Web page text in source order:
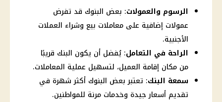
الرسوم والعمولات: بعض البنوك قد تفرض
عمولات إضافية على معاملات بيع وشراء العملات
الأجنبية.
الراحة في التعامل: يُفضل أن يكون البنك قريبًا
من مكان إقامة العميل، لتسهيل عملية المعاملات.
سمعة البنك: تعتبر بعض البنوك أكثر شهرة في
تقديم أسعار جيدة وخدمات مرنة للمواطنين.